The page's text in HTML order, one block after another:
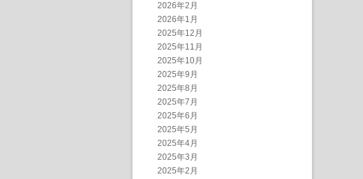
2026年2月
2026年1月
2025年12月
2025年11月
2025年10月
2025年9月
2025年8月
2025年7月
2025年6月
2025年5月
2025年4月
2025年3月
2025年2月